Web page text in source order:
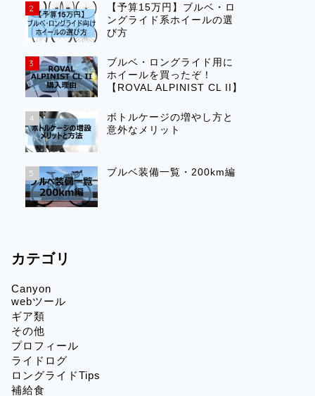
2
【予算15万円】ブルベ・ロ
ングライド系ホイールの選
び方
3
ブルベ・ロングライド用に
ホイールを買ったぞ！
【ROVAL ALPINIST CL II】
4
ボトルケージの増やし方と
意外なメリット
5 ブルベ装備一覧・200km編
カテゴリ
Canyon
webツール
ギア類
その他
プロフィール
ライドログ
ロングライドTips
補給食